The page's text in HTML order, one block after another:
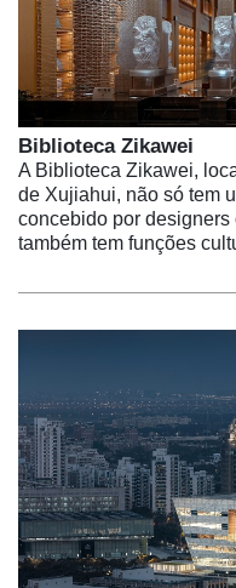
Biblioteca Zikawei
A Biblioteca Zikawei,
de Xujiahui, não só tem
concebido por
também tem funções